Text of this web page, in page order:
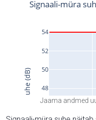
Jaama andmed